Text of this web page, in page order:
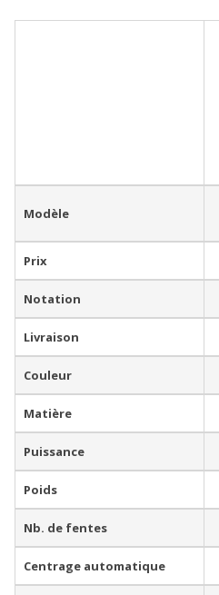
Modèle
Prix
Notation
Livraison
Couleur
Matière
Puissance
Poids
Nb. de fentes
Centrage automatique